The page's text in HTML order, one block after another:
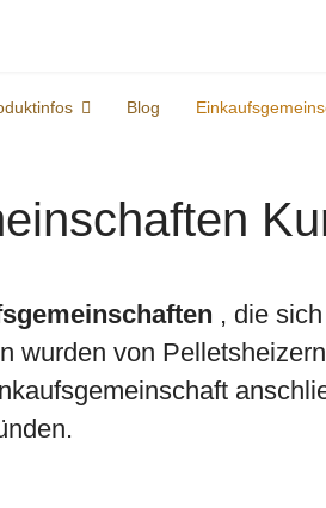
Blog
, die
wurden von